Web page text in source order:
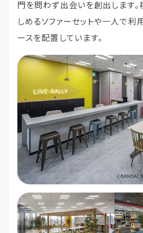
門を問わず出会いを創出します
しめるソファーセットや一人で利
ースを配置しています。